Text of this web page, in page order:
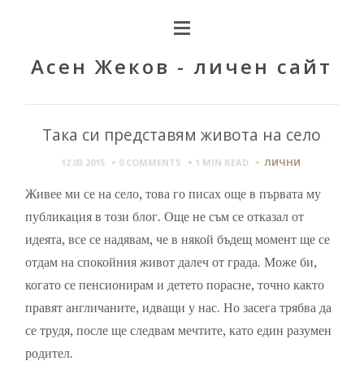
Асен Жеков - личен сайт
Така си представям живота на село
12.03.2015 0 COMMENTS 1 MIN READ ЛИЧНИ
Живее ми се на село, това го писах още в първата му
публикация в този блог. Още не съм се отказал от
идеята, все се надявам, че в някой бъдещ момент ще се
отдам на спокойния живот далеч от града. Може би,
когато се пенсионирам и детето порасне, точно както
правят англичаните, идващи у нас. Но засега трябва да
се трудя, после ще следвам мечтите, като един разумен
родител.